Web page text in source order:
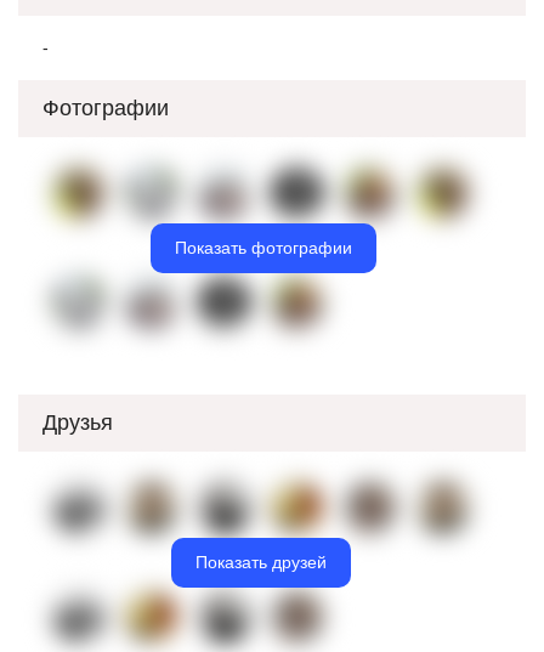
-
Фотографии
Показать фотографии
Друзья
Показать друзей